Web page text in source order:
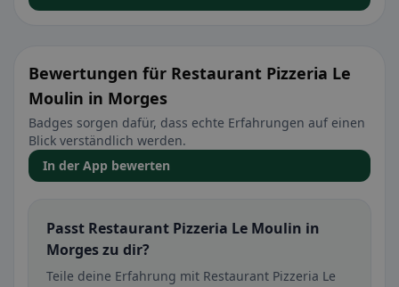
Bewertungen für Restaurant Pizzeria Le
Moulin in Morges
Badges sorgen dafür, dass echte Erfahrungen auf einen
Blick verständlich werden.
In der App bewerten
Passt Restaurant Pizzeria Le Moulin in
Morges zu dir?
Teile deine Erfahrung mit Restaurant Pizzeria Le